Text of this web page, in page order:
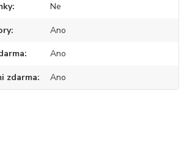
Ne
Ano
Ano
zdarma Ano